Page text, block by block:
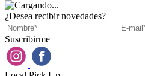
¿Desea recibir novedades?
Suscribirme